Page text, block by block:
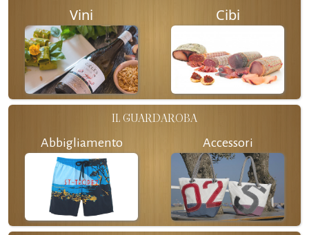
Vini Cibi
IL GUARDAROBA
Abbigliamento Accessori